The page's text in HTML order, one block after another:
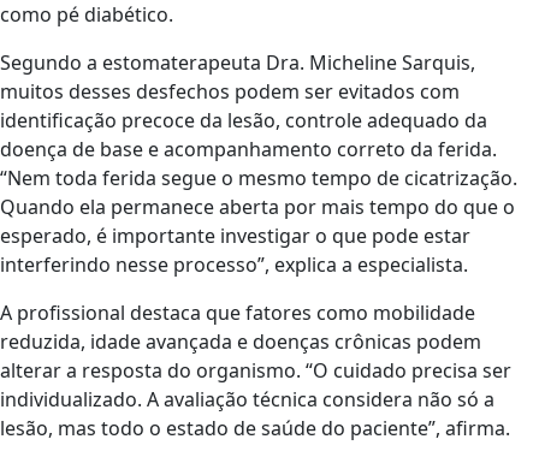
como pé diabético.
Segundo a estomaterapeuta Dra. Micheline Sarquis,
muitos desses desfechos podem ser evitados com
identificação precoce da lesão, controle adequado da
doença de base e acompanhamento correto da ferida.
“Nem toda ferida segue o mesmo tempo de cicatrização.
Quando ela permanece aberta por mais tempo do que o
esperado, é importante investigar o que pode estar
interferindo nesse processo”, explica a especialista.
A profissional destaca que fatores como mobilidade
reduzida, idade avançada e doenças crônicas podem
alterar a resposta do organismo. “O cuidado precisa ser
individualizado. A avaliação técnica considera não só a
lesão, mas todo o estado de saúde do paciente”, afirma.